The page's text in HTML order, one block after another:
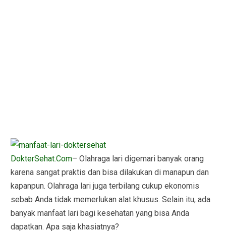
DokterSehat.Com– Olahraga lari digemari banyak orang
karena sangat praktis dan bisa dilakukan di manapun dan
kapanpun. Olahraga lari juga terbilang cukup ekonomis
sebab Anda tidak memerlukan alat khusus. Selain itu, ada
banyak manfaat lari bagi kesehatan yang bisa Anda
dapatkan. Apa saja khasiatnya?